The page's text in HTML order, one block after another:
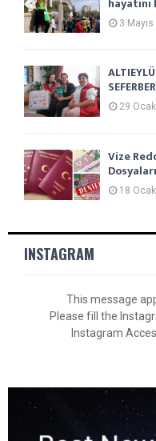
3
29
Vize
18
INSTAGRAM
This message
Please fill the
Instagram